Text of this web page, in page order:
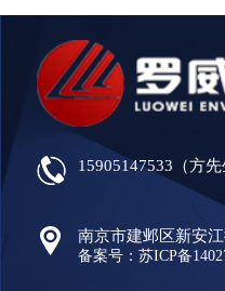
15905147533（方先
南京市建邺区新安
备案号：苏ICP备